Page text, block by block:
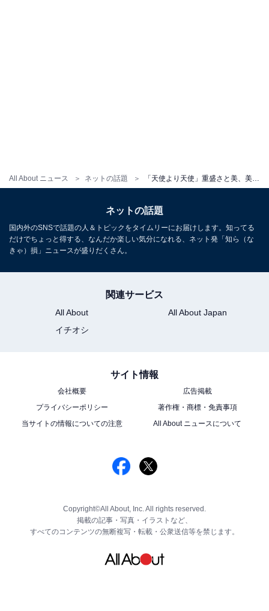
All About ニュース ネットの話題
ネットの話題
国内外のSNSで話題の人＆トピックをタイムリーにお届けします。知ってる
だけでちょっと得する、なんだか楽しい気分になれる、ネット発「知ら（な
きゃ）損」ニュースが盛りだくさん。
関連サービス
All About
All About Japan
イチオシ
サイト情報
会社概要
広告掲載
プライバシーポリシー
著作権・商標・免責事項
当サイトの情報についての注意
All About ニュースについて
Copyright©All About, Inc. All rights reserved.
掲載の記事・写真・イラストなど、
すべてのコンテンツの無断複写・転載・公衆送信等を禁じます。